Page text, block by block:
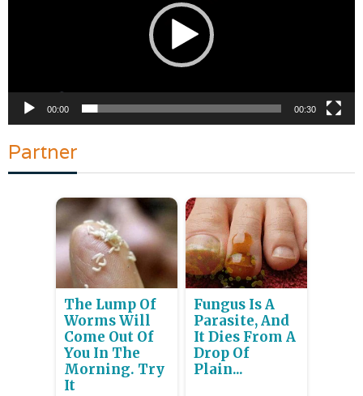
00:00 00:30
Partner
The Lump Of
Worms Will
Come Out Of
You In The
Morning. Try
It
Fungus Is A
Parasite, And
It Dies From A
Drop Of
Plain...